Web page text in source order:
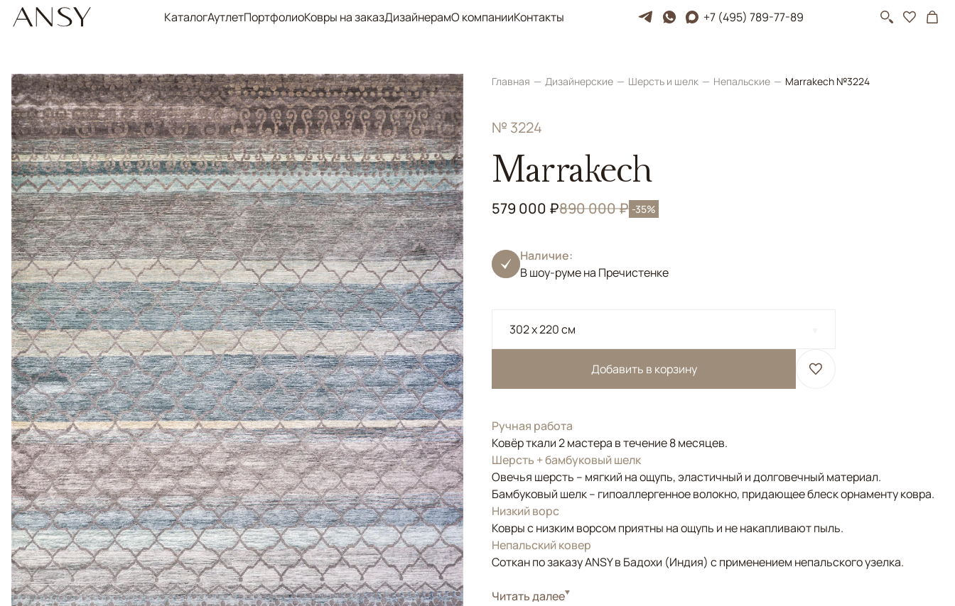
КаталогАутлетПортфолиоКовры на заказДизайнерамО компанииКонтакты +7 (495) 789-77-89
Главная Дизайнерские Шерсть и шелк Непальские Marrakech №3224
№ 3224
Marrakech
579 000 ₽890 000 ₽ -35%
Наличие:
В шоу-руме на Пречистенке
302 x 220 см
Добавить в корзину
Ручная работа
Ковёр ткали 2 мастера в течение 8 месяцев.
Шерсть + бамбуковый шелк
Овечья шерсть – мягкий на ощупь, эластичный и долговечный материал.
Бамбуковый шелк – гипоаллергенное волокно, придающее блеск орнаменту ковра.
Низкий ворс
Ковры с низким ворсом приятны на ощупь и не накапливают пыль.
Непальский ковер
Соткан по заказу ANSY в Бадохи (Индия) с применением непальского узелка.
СтильДизайнерские
Читать далее